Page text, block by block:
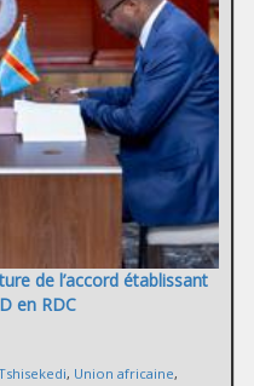
de l’accord établissant
en RDC
, Union africaine,